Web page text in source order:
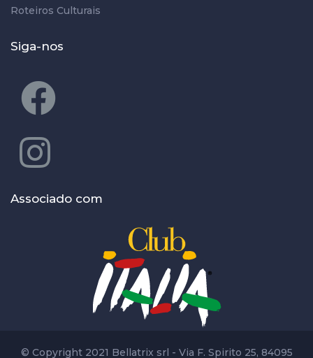
Roteiros Culturais
Siga-nos
Associado com
© Copyright 2021 Bellatrix srl - Via F. Spirito 25, 84095